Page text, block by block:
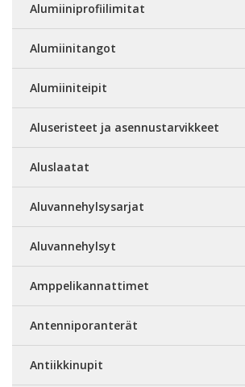
Alumiiniprofiilimitat
Alumiinitangot
Alumiiniteipit
Aluseristeet ja asennustarvikkeet
Aluslaatat
Aluvannehylsysarjat
Aluvannehylsyt
Amppelikannattimet
Antenniporanterät
Antiikkinupit